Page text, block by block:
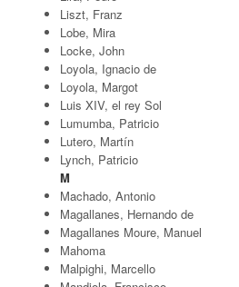
Liszt, Franz
Lobe, Mira
Locke, John
Loyola, Ignacio de
Loyola, Margot
Luis XIV, el rey Sol
Lumumba, Patricio
Lutero, Martín
Lynch, Patricio
M
Machado, Antonio
Magallanes, Hernando de
Magallanes Moure, Manuel
Mahoma
Malpighi, Marcello